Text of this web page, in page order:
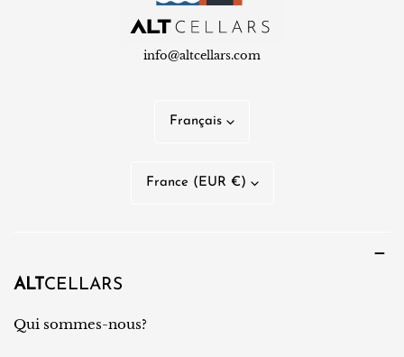
info@altcellars.com
Français
/
r
France (EUR €)
ALT CELLARS
Qui sommes-nous?